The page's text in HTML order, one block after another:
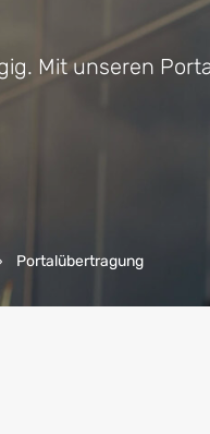
Mit unseren
Portalübertragung